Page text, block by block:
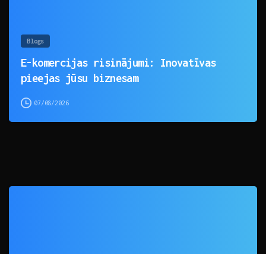
Blogs
E-komercijas risinājumi: Inovatīvas
pieejas jūsu biznesam
07/08/2026